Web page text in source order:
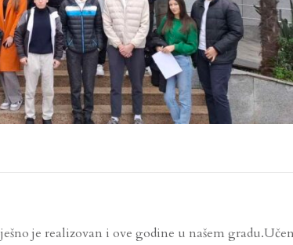
je realizovan i ove godine u našem